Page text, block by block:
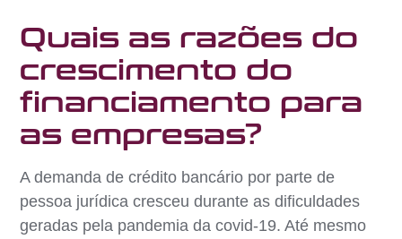
Quais as razões do
crescimento do
financiamento para
as empresas?
A demanda de crédito bancário por parte de
pessoa jurídica cresceu durante as dificuldades
geradas pela pandemia da covid-19. Até mesmo